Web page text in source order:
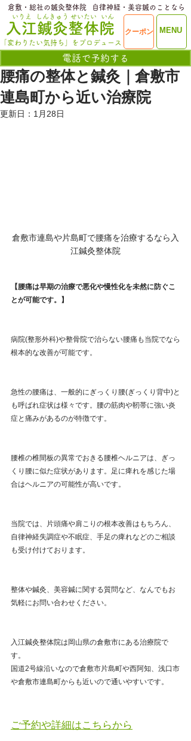
ME
​入江鍼灸整体院
いりえ
MENU
クーポン
電話で予約する
せいたい
しんきゅう いん
「変わりたい気持ち」をプロデュース
​倉敷・総社の鍼灸整体院 ​自律神経・美容鍼のことなら
腰痛の整体と鍼灸｜倉敷市
連島町から近い治療院
更新日： 1月28日
倉敷市連島や片島町で腰痛を治療するなら入
江鍼灸整体院
【腰痛は早期の治療で悪化や慢性化を未然に防ぐこ
とが可能です。】
病院(整形外科)や整骨院で治らない腰痛も当院でなら
根本的な改善が可能です。
急性の腰痛は、一般的にぎっくり腰(ぎっくり背中)と
も呼ばれ症状は様々です。腰の筋肉や靭帯に強い炎
症と痛みがあるのが特徴です。
腰椎の椎間板の異常でおきる腰椎ヘルニアは、ぎっ
くり腰に似た症状があります。足に痺れを感じた場
合はヘルニアの可能性が高いです。
当院では、片頭痛や肩こりの根本改善はもちろん、
自律神経失調症や不眠症、手足の痺れなどのご相談
も受け付けております。
整体や鍼灸、美容鍼に関する質問など、なんでもお
気軽にお問い合わせください。
入江鍼灸整体院は岡山県の倉敷市にある治療院で
す。
国道2号線沿いなので倉敷市片島町や西阿知、浅口市
や倉敷市連島町からも近いので通いやすいです。
ご予約や詳細はこちらから